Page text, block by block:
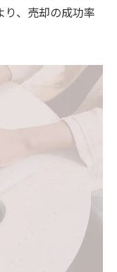
り、売却の成功率